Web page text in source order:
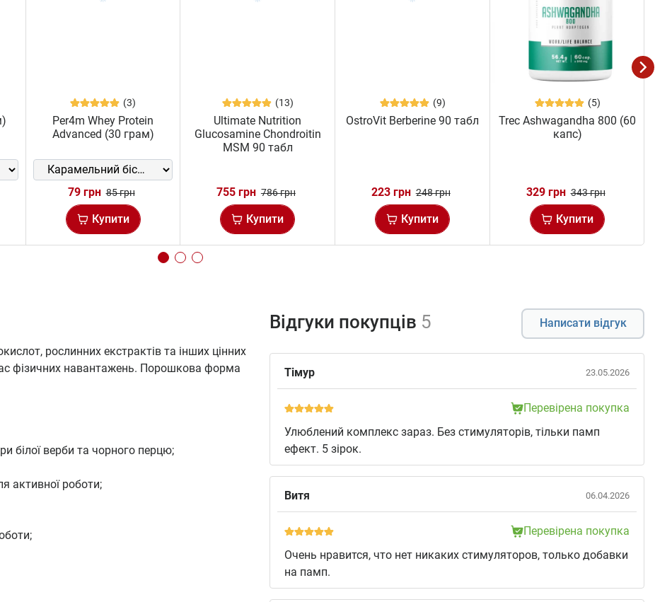
(3)
Per4m Whey Protein
Advanced (30 грам)
79 грн 85 грн
Купити
(13)
Ultimate Nutrition
Glucosamine Chondroitin
MSM 90 табл
755 грн 786 грн
Купити
(9)
OstroVit Berberine 90 табл
223 грн 248 грн
Купити
(5)
Trec Ashwagandha 800 (60
капс)
329 грн 343 грн
Купити
рослинних екстрактів та інших цінних
фізичних навантажень. Порошкова форма
білої верби та чорного перцю;
активної роботи;
Відгуки покупців 5 Написати відгук
Тімур 23.05.2026
Перевірена покупка
Улюблений комплекс зараз. Без стимуляторів, тільки памп
ефект. 5 зірок.
Витя 06.04.2026
Перевірена покупка
Очень нравится, что нет никаких стимуляторов, только добавки
на памп.